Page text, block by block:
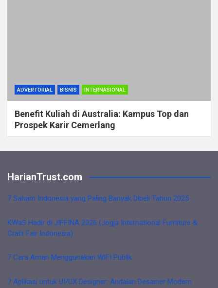
ADVERTORIAL BISNIS INTERNASIONAL
Benefit Kuliah di Australia: Kampus Top dan
Prospek Karir Cemerlang
HarianTrust.com
7 Saham Indonesia yang Paling Banyak Dibeli Tahun 2025
KWaS Hadir di JIFFINA 2026 (Jogja International Furniture &
Craft Fair Indonesia)
7 Cara Aman Menggunakan WIFI Publik
7 Aplikasi untuk UI/UX Designer: Andalan Desainer Modern